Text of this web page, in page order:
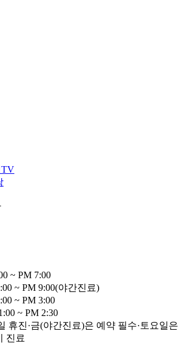
TV
~ PM 7:00
~ PM 9:00(야간진료)
~ PM 3:00
~ PM 2:30
휴진·금(야간진료)은 예약 필수·토요일은
진료